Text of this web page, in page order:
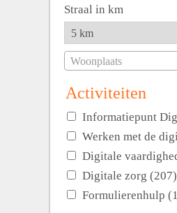
Straal in km
Woonplaats
Activiteiten
Informatiepunt
Werken met de
Digitale
Digitale zorg (207)
Formulierenhulp